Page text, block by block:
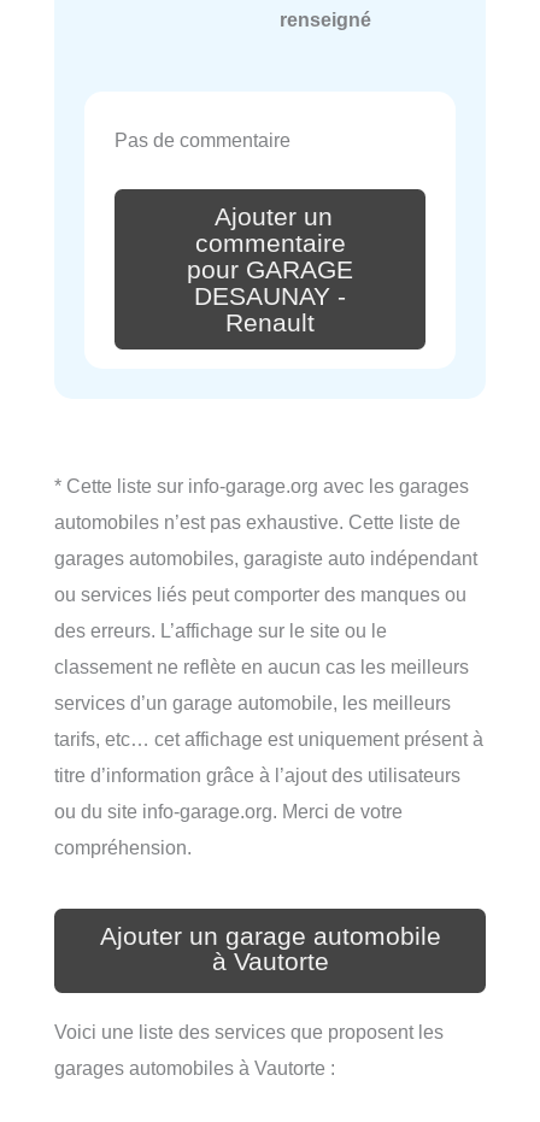
renseigné
Pas de commentaire
Ajouter un
commentaire
pour GARAGE
DESAUNAY -
Renault
* Cette liste sur info-garage.org avec les garages
automobiles n’est pas exhaustive. Cette liste de
garages automobiles, garagiste auto indépendant
ou services liés peut comporter des manques ou
des erreurs. L’affichage sur le site ou le
classement ne reflète en aucun cas les meilleurs
services d’un garage automobile, les meilleurs
tarifs, etc… cet affichage est uniquement présent à
titre d’information grâce à l’ajout des utilisateurs
ou du site info-garage.org. Merci de votre
compréhension.
Ajouter un garage automobile
à Vautorte
Voici une liste des services que proposent les
garages automobiles à Vautorte :